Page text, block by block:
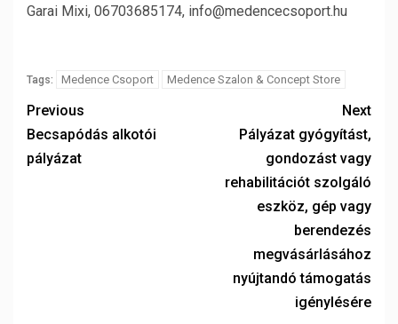
Garai Mixi, 06703685174, info@medencecsoport.hu
Tags: Medence Csoport Medence Szalon & Concept Store
Previous
Becsapódás alkotói
pályázat
Next
Pályázat gyógyítást,
gondozást vagy
rehabilitációt szolgáló
eszköz, gép vagy
berendezés
megvásárlásához
nyújtandó támogatás
igénylésére